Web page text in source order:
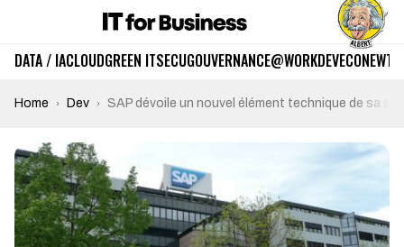
DATA / IACLOUDGREEN ITSECUGOUVERNANCE@WORKDEVECO
Home Dev SAP dévoile un nouvel élément technique de sa